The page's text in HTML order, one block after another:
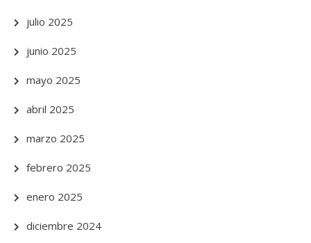
julio 2025
junio 2025
mayo 2025
abril 2025
marzo 2025
febrero 2025
enero 2025
diciembre 2024